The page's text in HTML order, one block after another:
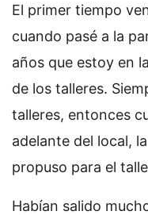
El primer tiempo
cuando pasé a la
años que estoy en
de los talleres.
talleres, entonces
adelante del local,
propuso para el
Habían salido